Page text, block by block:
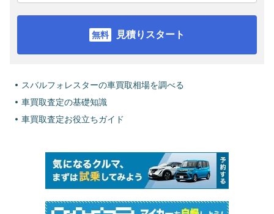
見積りスタート
スバルフォレスターの車買取相場を調べる
車買取査定の基礎知識
車買取査定お役立ちガイド